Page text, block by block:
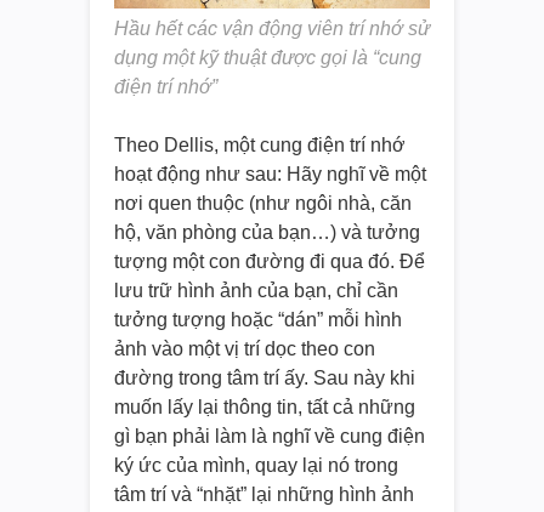
Hầu hết các vận động viên trí nhớ sử
dụng một kỹ thuật được gọi là “cung
điện trí nhớ”
Theo Dellis, một cung điện trí nhớ
hoạt động như sau: Hãy nghĩ về một
nơi quen thuộc (như ngôi nhà, căn
hộ, văn phòng của bạn…) và tưởng
tượng một con đường đi qua đó. Để
lưu trữ hình ảnh của bạn, chỉ cần
tưởng tượng hoặc “dán” mỗi hình
ảnh vào một vị trí dọc theo con
đường trong tâm trí ấy. Sau này khi
muốn lấy lại thông tin, tất cả những
gì bạn phải làm là nghĩ về cung điện
ký ức của mình, quay lại nó trong
tâm trí và “nhặt” lại những hình ảnh